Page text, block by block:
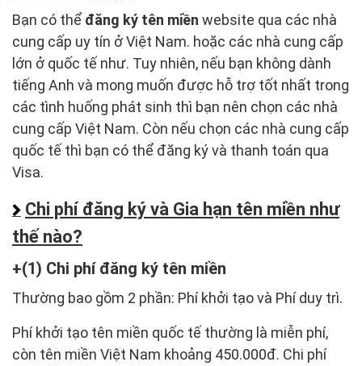
Bạn có thể đăng ký tên miền website qua các nhà
cung cấp uy tín ở Việt Nam. hoặc các nhà cung cấp
lớn ở quốc tế như. Tuy nhiên, nếu bạn không dành
tiếng Anh và mong muốn được hỗ trợ tốt nhất trong
các tình huống phát sinh thì bạn nên chọn các nhà
cung cấp Việt Nam. Còn nếu chọn các nhà cung cấp
quốc tế thì bạn có thể đăng ký và thanh toán qua
Visa.
Chi phí đăng ký và Gia hạn tên miền như
thế nào?
(1) Chi phí đăng ký tên miền
Thường bao gồm 2 phần: Phí khởi tạo và Phí duy trì.
Phí khởi tạo tên miền quốc tế thường là miễn phí,
còn tên miền Việt Nam khoảng 450.000đ. Chi phí